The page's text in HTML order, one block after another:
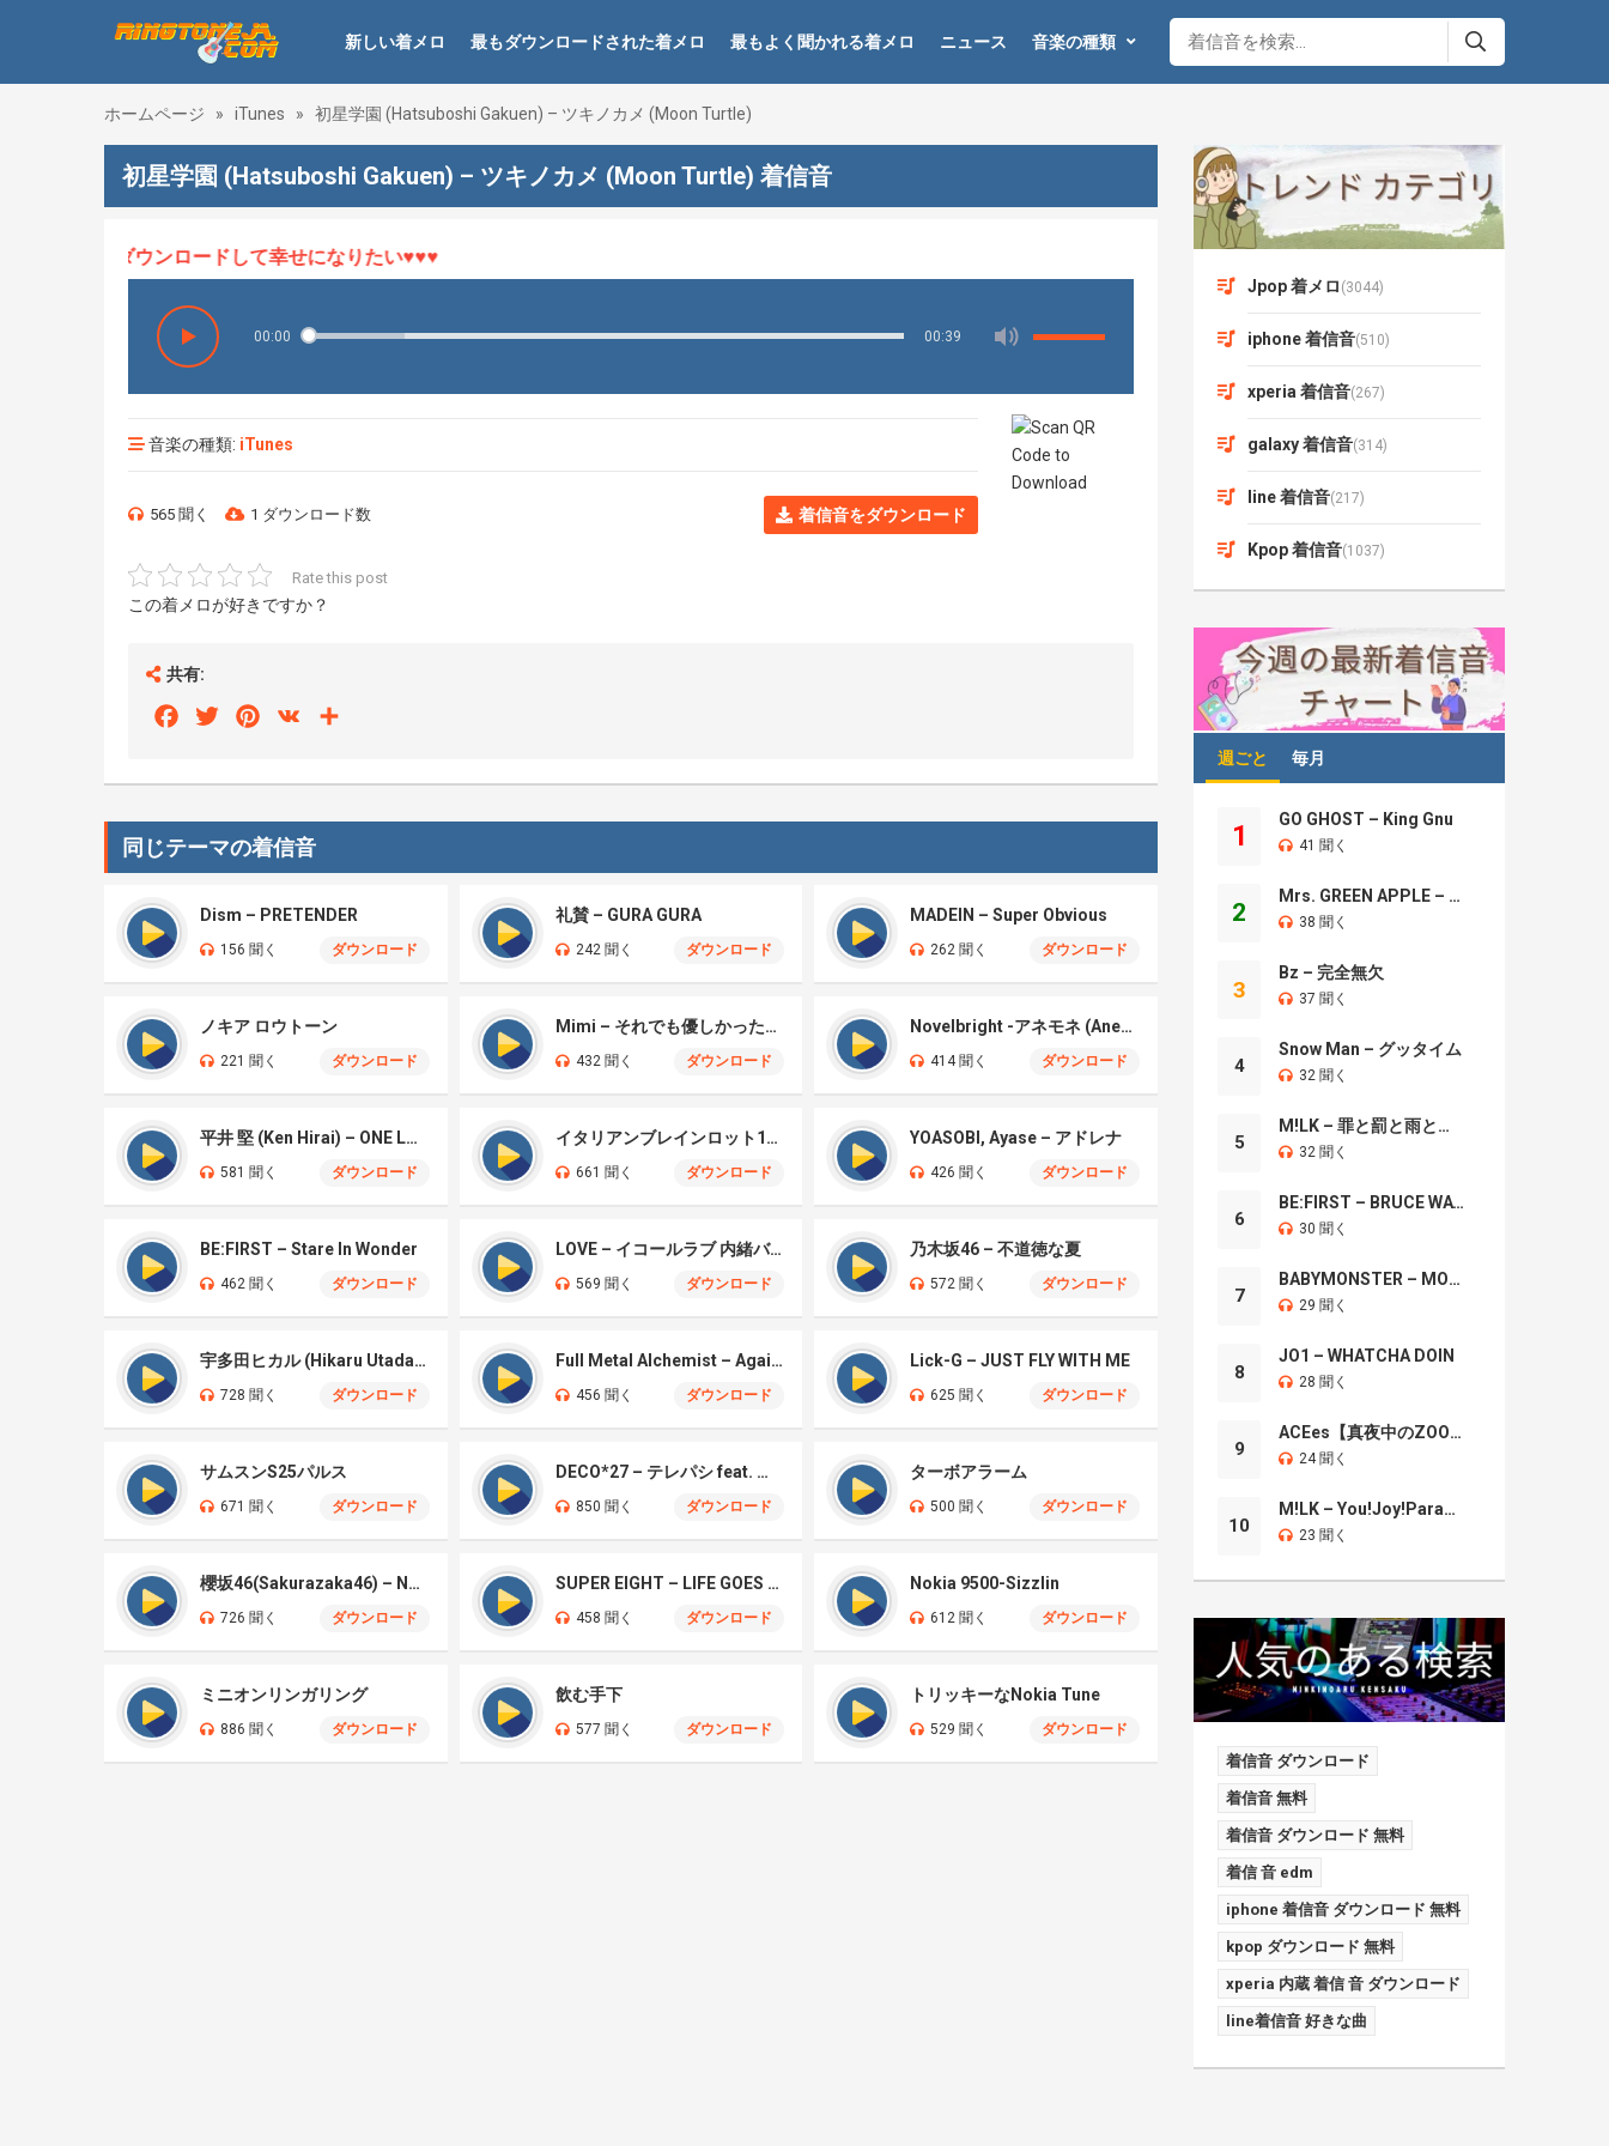
新しい着メロ 最もダウンロードされた着メロ 最もよく聞かれる着メロ ニュース 音楽の種類
ホームページ » iTunes » 初星学園 (Hatsuboshi Gakuen) – ツキノカメ (Moon Turtle)
初星学園 (Hatsuboshi Gakuen) – ツキノカメ (Moon Turtle) 着信音
聴いてダウンロードして幸せになりたい♥♥♥
00:00 00:39
音楽の種類: iTunes
565 聞く 1 ダウンロード数 着信音をダウンロード
Rate this post
この着メロが好きですか？
共有:
FacebookTwitterPinterest
VK
同じテーマの着信音
Dism – PRETENDER
156 聞く ダウンロード
礼賛 – GURA GURA
242 聞く ダウンロード
MADEIN – Super Obvious
262 聞く ダウンロード
ノキア ロウトーン
221 聞く ダウンロード
Mimi – それでも優しかった君へ
432 聞く ダウンロード
Novelbright -アネモネ (Anemone)
414 聞く ダウンロード
平井 堅 (Ken Hirai) – ONE LOVE WONDERFUL WORLD
581 聞く ダウンロード
イタリアンブレインロット100体言えるかな？
661 聞く ダウンロード
YOASOBI, Ayase – アドレナ
426 聞く ダウンロード
BE:FIRST – Stare In Wonder
462 聞く ダウンロード
LOVE – イコールラブ 内緒バナシ
569 聞く ダウンロード
乃木坂46 – 不道徳な夏
572 聞く ダウンロード
宇多田ヒカル (Hikaru Utada) – Mine or Yours
728 聞く ダウンロード
Full Metal Alchemist – Again (Marimba)
456 聞く ダウンロード
Lick-G – JUST FLY WITH ME
625 聞く ダウンロード
サムスンS25パルス
671 聞く ダウンロード
DECO*27 – テレパシ feat. 初音ミク
850 聞く ダウンロード
ターボアラーム
500 聞く ダウンロード
櫻坂46(Sakurazaka46) – Nothing special
726 聞く ダウンロード
SUPER EIGHT – LIFE GOES ON (from “SUPER DOME TOUR 二十祭”)
458 聞く ダウンロード
Nokia 9500-Sizzlin
612 聞く ダウンロード
ミニオンリンガリング
886 聞く ダウンロード
飲む手下
577 聞く ダウンロード
トリッキーなNokia Tune
529 聞く ダウンロード
Jpop 着メロ (3044)
iphone 着信音(510)
xperia 着信音(267)
galaxy 着信音(314)
line 着信音(217)
Kpop 着信音(1037)
週ごと 毎月
1
GO GHOST – King Gnu
41 聞く
2
Mrs. GREEN APPLE – Brand New
38 聞く
3
Bz – 完全無欠
37 聞く
4
Snow Man – グッタイム
32 聞く
5
M!LK – 罪と罰と雨とキス
32 聞く
6
BE:FIRST – BRUCE WAYNE
30 聞く
7
BABYMONSTER – MOON
29 聞く
8
JO1 – WHATCHA DOIN
28 聞く
9
ACEes【真夜中のZOO】
24 聞く
10
M!LK – You!Joy!Parade!
23 聞く
着信音 ダウンロード
着信音 無料
着信音 ダウンロード 無料
着信 音 edm
iphone 着信音 ダウンロード 無料
kpop ダウンロード 無料
xperia 内蔵 着信 音 ダウンロード
line着信音 好きな曲